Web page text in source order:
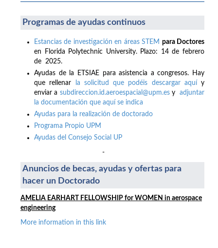
Programas de ayudas continuos
Estancias de investigación en áreas STEM para Doctores
en Florida Polytechnic University. Plazo: 14 de febrero
de 2025.
Ayudas de la ETSIAE para asistencia a congresos. Hay
que rellenar
la solicitud que podéis descargar aquí y
enviar a subdireccion.id.aeroespacial@upm.esyadjuntar
la documentación que aquí se indica
Ayudas para la realización de doctorado
Programa Propio UPM
Ayudas del Consejo Social UP
-
Anuncios de becas, ayudas y ofertas para
hacer un Doctorado
AMELIA EARHART FELLOWSHIP for WOMEN in aerospace
engineering
More information in this link